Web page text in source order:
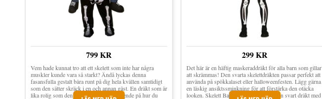
799 KR
Vem hade kunnat tro att ett skelett som inte har några
muskler kunde vara så starkt? Ändå lyckas denna
fasansfulla gestalt bära runt på dig hela kvällen samtidigt
som den sätter skräck i en och annan gäst. En dräkt som är
lika rolig som den är skrämmande, beroende på hur du
299 KR
Det här är en häftig maskeraddräkt för alla barn som gillar
att skrämmas! Den svarta skelettdräkten passar perfekt att
använda på spökkalaset eller halloweenfesten. Lägg gärna
en läskig ansiktssminkning för att förstärka den otäcka
looken. Skelett Barn Maskeraddräkt är en svart dräkt med